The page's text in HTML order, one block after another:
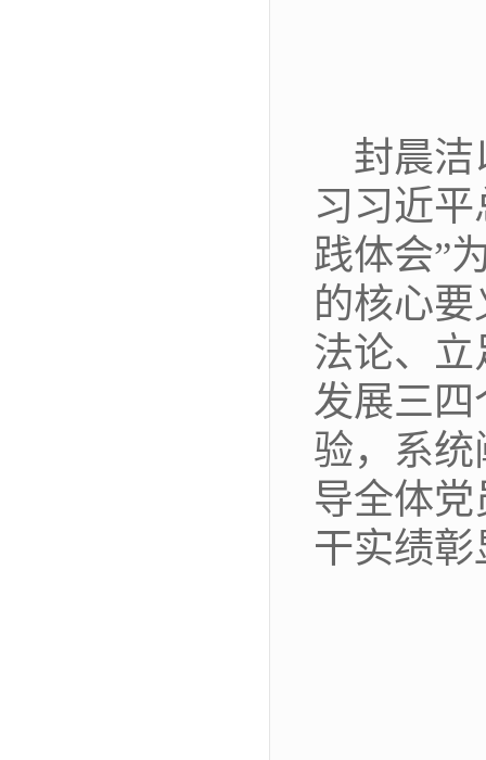
封晨
习习近
践体会”
的核心
法论、
发展三
验，系
导全体
干实绩